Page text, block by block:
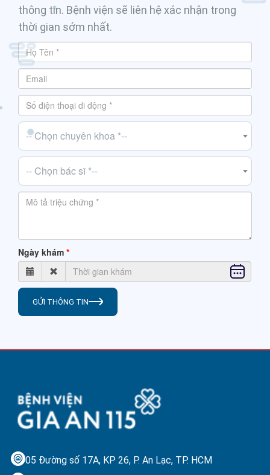
thông tin. Bệnh viện sẽ liên hệ xác nhận trong
thời gian sớm nhất.
-- Chọn chuyên khoa *--
-- Chọn bác sĩ *--
Ngày khám
GỬI THÔNG TIN
05 Đường số 17A, KP 26, P. An Lạc, TP. HCM